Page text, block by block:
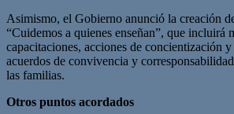
Asimismo, el Gobierno anunció la creación
“Cuidemos a quienes enseñan”, que incluirá
capacitaciones, acciones de concientización
acuerdos de convivencia y
las familias.
Otros puntos acordados